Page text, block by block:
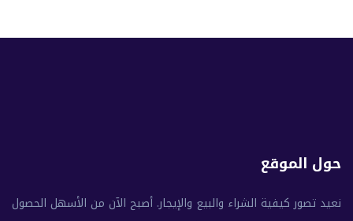
حول الموقع
نعيد تصور كيفية الشراء والبيع والإيجار. أصبح الآن من الأسهل الحصول